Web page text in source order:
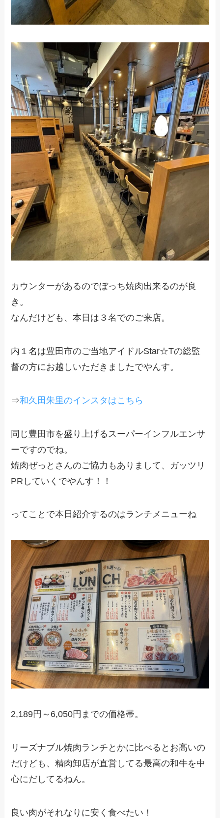
カウンターがあるのでぼっち焼肉出来るのが良
き。
なんだけども、本日は３名でのご来店。
内１名は豊田市のご当地アイドルStar☆Tの総監
督の方にお越しいただきましたでやんす。
⇒和久田朱里のインスタはこちら
同じ豊田市を盛り上げるスーパーインフルエンサ
ーですのでね。
焼肉ぜっとさんのご協力もありまして、ガッツリ
PRしていくでやんす！！
ってことで本日紹介するのはランチメニューね
2,189円～6,050円までの価格帯。
リーズナブル焼肉ランチとかに比べるとお高いの
だけども、精肉卸店が直営してる最高の和牛を中
心にだしてるねん。
良い肉がそれなりに安く食べたい！